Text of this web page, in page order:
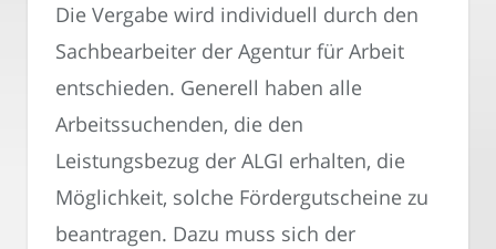
Die Vergabe wird individuell durch den
Sachbearbeiter der Agentur für Arbeit
entschieden. Generell haben alle
Arbeitssuchenden, die den
Leistungsbezug der ALGI erhalten, die
Möglichkeit, solche Fördergutscheine zu
beantragen. Dazu muss sich der